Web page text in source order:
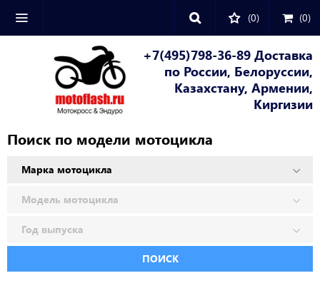
(0) (0)
+7(495)798-36-89 Доставка
по России, Белоруссии,
Казахстану, Армении,
Киргизии
Поиск по модели мотоцикла
ПОИСК